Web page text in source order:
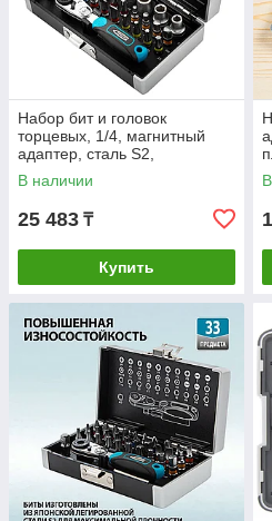
Набор бит и головок
торцевых, 1/4, магнитный
адаптер, сталь S2,
пластиковый кейс, 26
предметов Gross
В наличии
25 483 ₸
Купить